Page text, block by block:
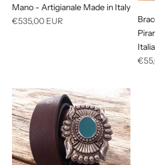
Mano - Artigianale Made in Italy
Prezzo
€535,00 EUR